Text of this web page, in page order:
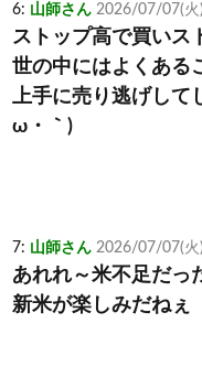
6: 山師さん 2026/07/07(火
ストップ高で買いス
世の中にはよくある
上手に売り逃げして
ω・｀)
7: 山師さん 2026/07/07(火
あれれ～米不足だっ
新米が楽しみだねぇ